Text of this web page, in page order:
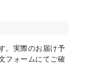
。実際のお届け予
フォームにてご確